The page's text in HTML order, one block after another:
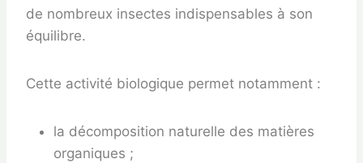
de nombreux insectes indispensables à son
équilibre.
Cette activité biologique permet notamment :
la décomposition naturelle des matières
organiques ;